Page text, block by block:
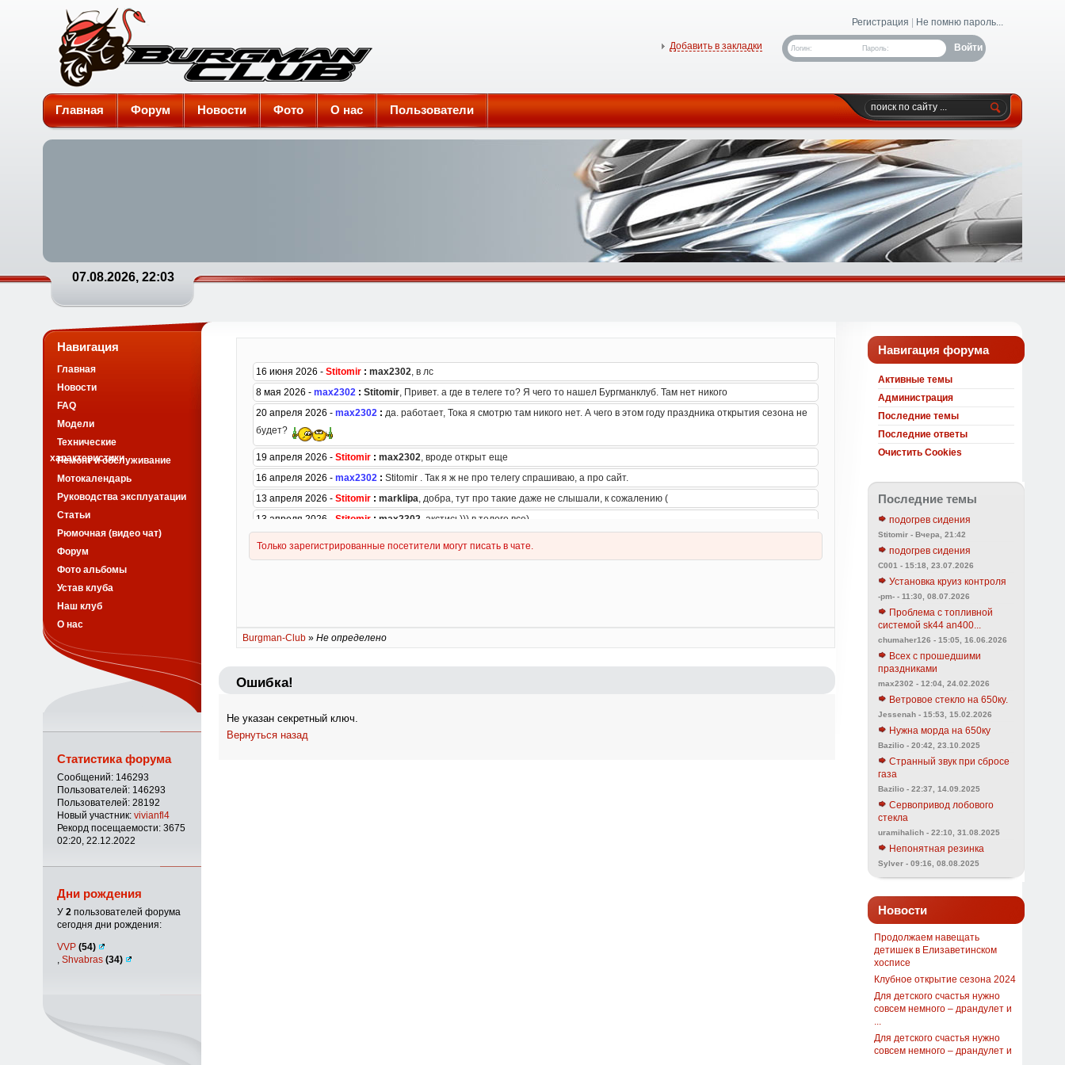
Burgman-Club
Регистрация Не помню пароль...
Логин: Пароль:
Добавить в закладки
Главная Форум Новости Фото О нас Пользователи
07.08.2026, 22:03
Burgman-Club» Не определено
Ошибка!
Не указан секретный ключ.
Вернуться назад
Навигация форума
Активные темы
Администрация
Последние темы
Последние ответы
Очистить Cookies
Последние темы
подогрев сидения
Stitomir - Вчера, 21:42
подогрев сидения
C001 - 15:18, 23.07.2026
Установка круиз контроля
-pm- - 11:30, 08.07.2026
Проблема с топливной
системой sk44 an400...
chumaher126 - 15:05, 16.06.2026
Всех с прошедшими
праздниками
max2302 - 12:04, 24.02.2026
Ветровое стекло на 650ку.
Jessenah - 15:53, 15.02.2026
Нужна морда на 650ку
Bazilio - 20:42, 23.10.2025
Странный звук при сбросе
газа
Bazilio - 22:37, 14.09.2025
Сервопривод лобового
стекла
uramihalich - 22:10, 31.08.2025
Непонятная резинка
Sylver - 09:16, 08.08.2025
Новости
Продолжаем навещать
детишек в Елизаветинском
хосписе
Клубное открытие сезона 2024
Для детского счастья нужно
совсем немного – драндулет и
Для детского счастья нужно
совсем немного – драндулет и
Навигация
Главная
Новости
FAQ
Модели
Технические
характеристики
Ремонт и обслуживание
Мотокалендарь
Руководства эксплуатации
Статьи
Рюмочная (видео чат)
Форум
Фото альбомы
Устав клуба
Наш клуб
О нас
Статистика форума
Сообщений: 146293
Пользователей: 146293
Пользователей: 28192
Новый участник: vivianfl4
Рекорд посещаемости: 3675
02:20, 22.12.2022
Дни рождения
У 2пользователей форума
сегодня дни рождения:
VVP (54)
Shvabras (34)